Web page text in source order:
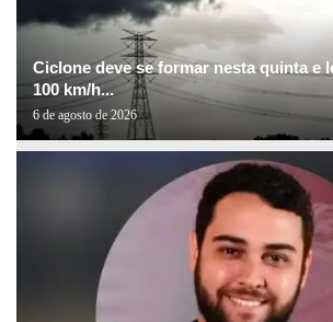
Ciclone deve se formar nesta quinta e
100 km/h...
6 de agosto de 2026